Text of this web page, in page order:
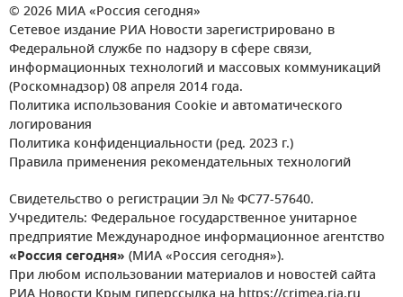
© 2026 МИА «Россия сегодня»
Сетевое издание РИА Новости зарегистрировано в
Федеральной службе по надзору в сфере связи,
информационных технологий и массовых коммуникаций
(Роскомнадзор) 08 апреля 2014 года.
Политика использования Cookie и автоматического
логирования
Политика конфиденциальности (ред. 2023 г.)
Правила применения рекомендательных технологий
Свидетельство о регистрации Эл № ФС77-57640.
Учредитель: Федеральное государственное унитарное
предприятие Международное информационное агентство
«Россия сегодня» (МИА «Россия сегодня»).
При любом использовании материалов и новостей сайта